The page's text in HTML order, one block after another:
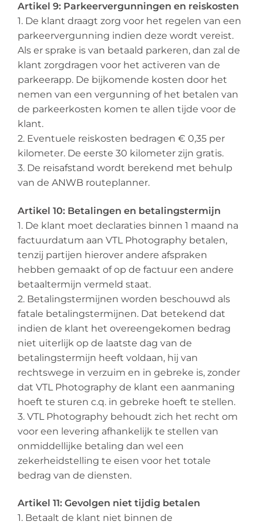
Artikel 9: Parkeervergunningen en reiskosten
1. De klant draagt zorg voor het regelen van een
parkeervergunning indien deze wordt vereist.
Als er sprake is van betaald parkeren, dan zal de
klant zorgdragen voor het activeren van de
parkeerapp. De bijkomende kosten door het
nemen van een vergunning of het betalen van
de parkeerkosten komen te allen tijde voor de
klant.
2. Eventuele reiskosten bedragen € 0,35 per
kilometer. De eerste 30 kilometer zijn gratis.
3. De reisafstand wordt berekend met behulp
van de ANWB routeplanner.
Artikel 10: Betalingen en betalingstermijn
1. De klant moet declaraties binnen 1 maand na
factuurdatum aan VTL Photography betalen,
tenzij partijen hierover andere afspraken
hebben gemaakt of op de factuur een andere
betaaltermijn vermeld staat.
2. Betalingstermijnen worden beschouwd als
fatale betalingstermijnen. Dat betekend dat
indien de klant het overeengekomen bedrag
niet uiterlijk op de laatste dag van de
betalingstermijn heeft voldaan, hij van
rechtswege in verzuim en in gebreke is, zonder
dat VTL Photography de klant een aanmaning
hoeft te sturen c.q. in gebreke hoeft te stellen.
3. VTL Photography behoudt zich het recht om
voor een levering afhankelijk te stellen van
onmiddellijke betaling dan wel een
zekerheidstelling te eisen voor het totale
bedrag van de diensten.
Artikel 11: Gevolgen niet tijdig betalen
1. Betaalt de klant niet binnen de